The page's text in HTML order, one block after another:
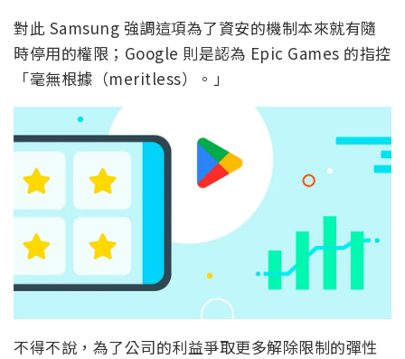
對此 Samsung 強調這項為了資安的機制本來就有隨
時停用的權限；Google 則是認為 Epic Games 的指控
「毫無根據（meritless）。」
不得不說，為了公司的利益爭取更多解除限制的彈性